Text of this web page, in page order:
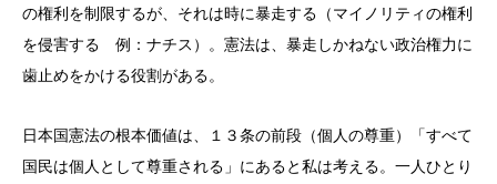
の権利を制限するが、それは時に暴走する（マイノリティの権利
を侵害する 例：ナチス）。憲法は、暴走しかねない政治権力に
歯止めをかける役割がある。
日本国憲法の根本価値は、１３条の前段（個人の尊重）「すべて
国民は個人として尊重される」にあると私は考える。一人ひとり